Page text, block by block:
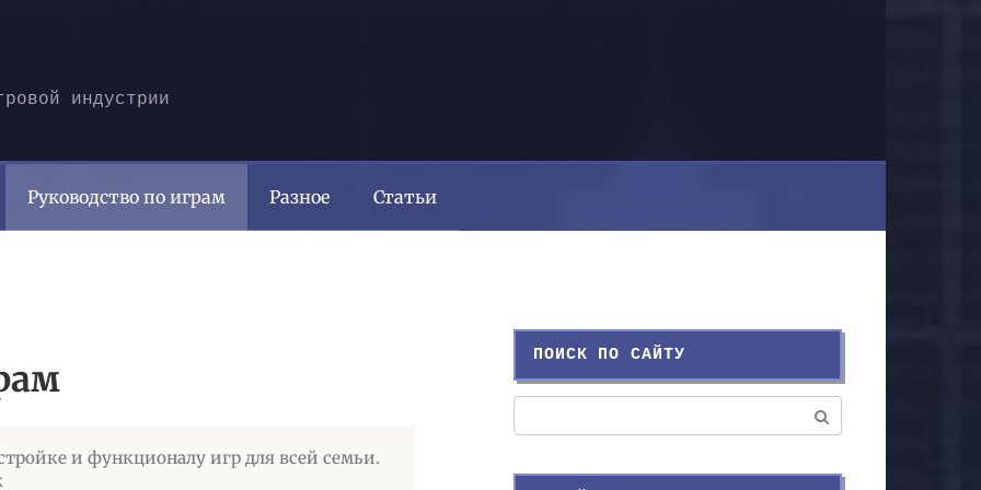
индустрии
Руководство по играм Разное Статьи
и функционалу игр для всей семьи.
ПОИСК ПО САЙТУ